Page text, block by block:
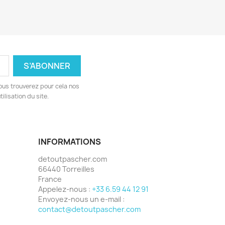
trouverez pour cela nos
du site.
INFORMATIONS
detoutpascher.com
66440 Torreilles
France
Appelez-nous : +33 6.59 44 12 91
Envoyez-nous un e-mail :
contact@detoutpascher.com